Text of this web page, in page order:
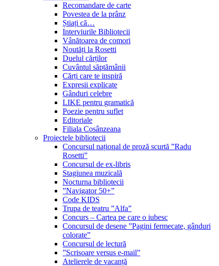
Recomandare de carte
Povestea de la prânz
Știați că…
Interviurile Bibliotecii
Vânătoarea de comori
Noutăți la Rosetti
Duelul cărților
Cuvântul săptămânii
Cărți care te inspiră
Expresii explicate
Gânduri celebre
LIKE pentru gramatică
Poezie pentru suflet
Editoriale
Filiala Cosânzeana
Proiectele bibliotecii
Concursul național de proză scurtă ”Radu
Rosetti”
Concursul de ex-libris
Stagiunea muzicală
Nocturna bibliotecii
”Navigator 50+”
Code KIDS
Trupa de teatru ”Alfa”
Concurs – Cartea pe care o iubesc
Concursul de desene ”Pagini fermecate, gânduri
colorate”
Concursul de lectură
”Scrisoare versus e-mail”
Atelierele de vacanță